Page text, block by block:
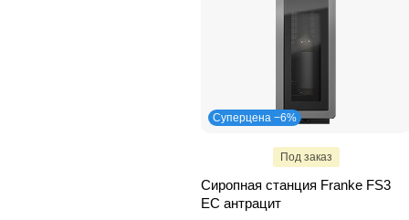
Суперцена −6%
Под заказ
Сиропная станция Franke FS3
EC антрацит